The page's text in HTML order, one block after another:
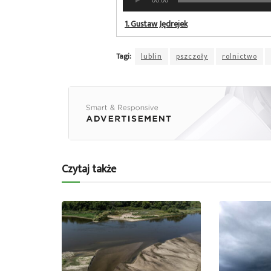
plików
dźwiękowych
1.Gustaw Jędrejek
Tagi: lublin pszczoły rolnictwo
Czytaj także